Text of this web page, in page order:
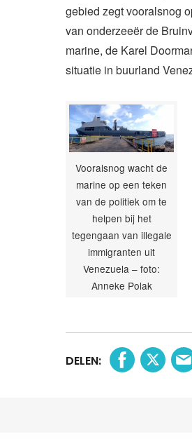
gebied zegt vooralsnog
van onderzeeër de
marine, de Karel
situatie in buurland
Vooralsnog wacht de
marine op een teken
van de politiek om te
helpen bij het
tegengaan van illegale
immigranten uit
Venezuela – foto:
Anneke Polak
DELEN: